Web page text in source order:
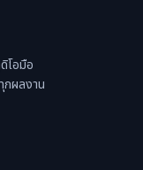
โอมือ
กผลงาน